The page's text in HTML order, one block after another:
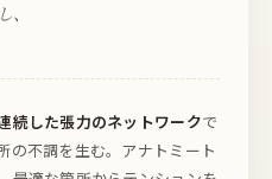
続した張力のネットワークで
の不調を生む。アナトミート